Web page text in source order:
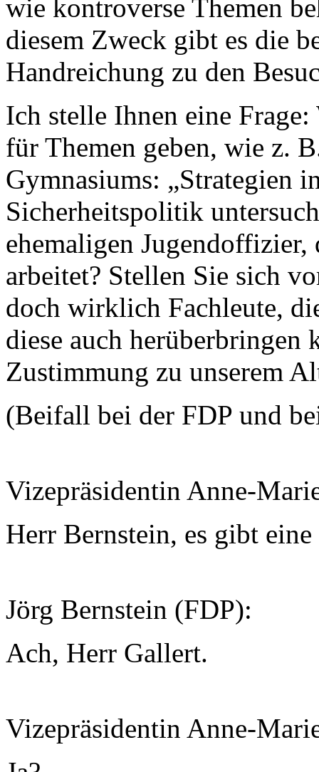
wie kontroverse Themen
diesem Zweck gibt es die
Handreichung zu den
Ich stelle Ihnen eine Frage:
für Themen geben, wie z.
Gymnasiums: „Strategien
Sicherheitspolitik
ehemaligen
arbeitet? Stellen Sie sich
doch wirklich Fachleute,
diese auch herüberbringen
Zustimmung zu unserem
(Beifall bei der FDP und
Vizepräsidentin Anne-
Herr Bernstein, es gibt
Jörg Bernstein (FDP):
Ach, Herr Gallert.
Vizepräsidentin Anne-